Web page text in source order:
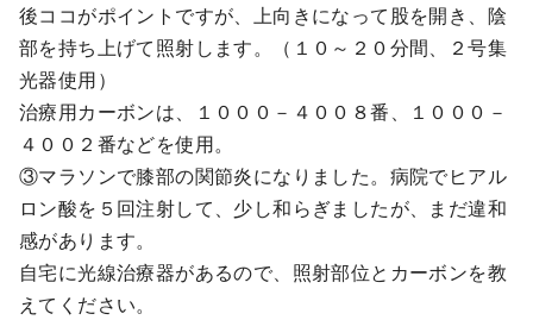
後ココがポイントですが、上向きになって股を開き、陰
部を持ち上げて照射します。（１０～２０分間、２号集
光器使用）
治療用カーボンは、１０００－４００８番、１０００－
４００２番などを使用。
③マラソンで膝部の関節炎になりました。病院でヒアル
ロン酸を５回注射して、少し和らぎましたが、まだ違和
感があります。
自宅に光線治療器があるので、照射部位とカーボンを教
えてください。